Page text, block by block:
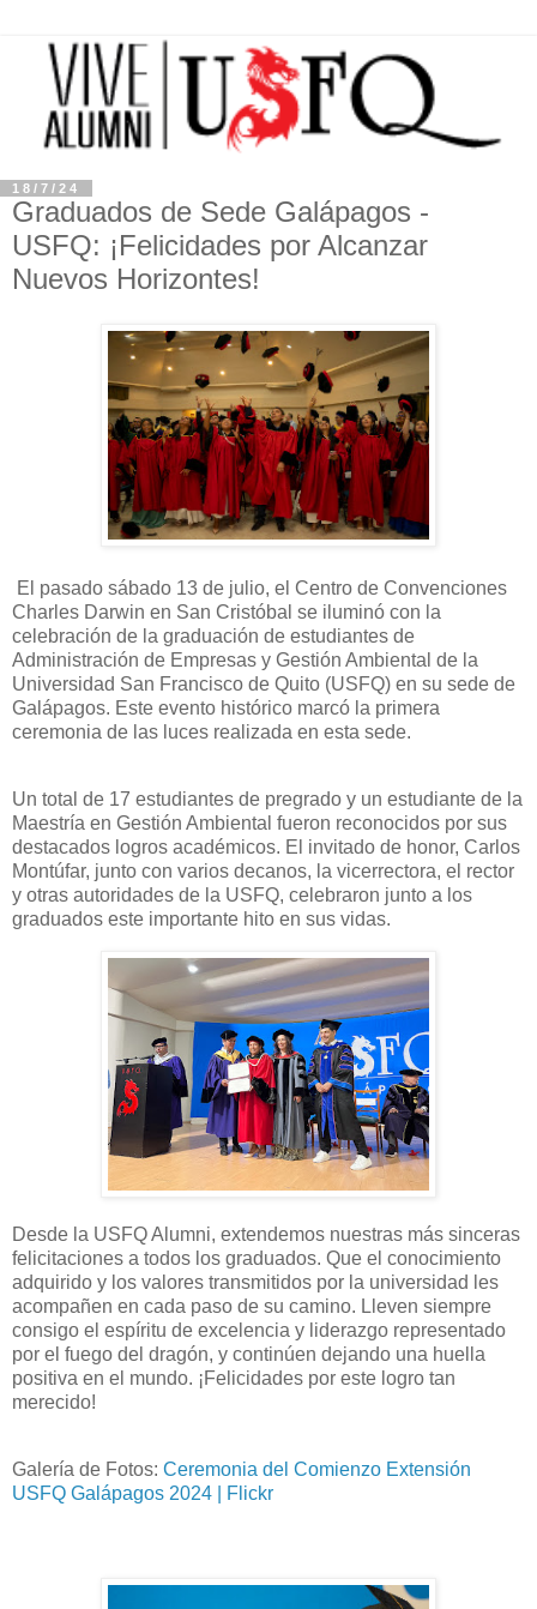
18/7/24
Graduados de Sede Galápagos -
USFQ: ¡Felicidades por Alcanzar
Nuevos Horizontes!
El pasado sábado 13 de julio, el Centro de Convenciones
Charles Darwin en San Cristóbal se iluminó con la
celebración de la graduación de estudiantes de
Administración de Empresas y Gestión Ambiental de la
Universidad San Francisco de Quito (USFQ) en su sede de
Galápagos. Este evento histórico marcó la primera
ceremonia de las luces realizada en esta sede.
Un total de 17 estudiantes de pregrado y un estudiante de la
Maestría en Gestión Ambiental fueron reconocidos por sus
destacados logros académicos. El invitado de honor, Carlos
Montúfar, junto con varios decanos, la vicerrectora, el rector
y otras autoridades de la USFQ, celebraron junto a los
graduados este importante hito en sus vidas.
Desde la USFQ Alumni, extendemos nuestras más sinceras
felicitaciones a todos los graduados. Que el conocimiento
adquirido y los valores transmitidos por la universidad les
acompañen en cada paso de su camino. Lleven siempre
consigo el espíritu de excelencia y liderazgo representado
por el fuego del dragón, y continúen dejando una huella
positiva en el mundo. ¡Felicidades por este logro tan
merecido!
Galería de Fotos: Ceremonia del Comienzo Extensión
USFQ Galápagos 2024 | Flickr